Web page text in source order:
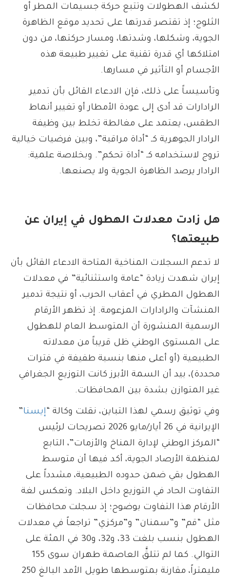
لكشف الهطولات وتتبع حركة جسيمات المطر أو
الثلوج؛ إذ تقتصر قدرتها على تحديد موقع الظاهرة
الجوية، وشكلها، وشدتها، ومسار حركتها، من دون
امتلاكها أي قدرة تقنية على تغيير طبيعة هذه
الأجسام أو التأثير في مسارها.
وتأسيساً على ذلك، فإن الادعاء القائل بأن تدمير
الرادارات قد أدى إلى عودة الأمطار أو تغيير أنماط
الطقس، يعتمد على مغالطة تخلط بين وظيفة
الرادار الجوهرية كـ “أداة مراقبة”، وبين فرضيات خيالية
تروج لاستخدامه كـ “أداة تحكم”. وبخلاصة علمية:
الرادار يرصد الظاهرة الجوية ولا يصنعها.
هل زادت معدلات الهطول في إيران عن
طبيعتها؟
لا تدعم السجلات المناخية المتاحة الادعاء القائل بأن
إيران شهدت زيادة “عامة واستثنائية” في معدلات
الهطول المطري في أعقاب الحرب، أو نتيجة تدمير
المنشآت والرادارات المزعومة. إذ تظهر الأرقام
الرسمية المنشورة أن المتوسط العام للهطول
على المستوى الوطني ظل قريباً من معدلاته
الطبيعية (أو أعلى منها بنسبة طفيفة في فترات
محددة)، بيد أن السمة الأبرز كانت التوزيع الجغرافي
غير المتوازن بشدة بين المحافظات.
وفي توثيق رسمي لهذا التباين، نقلت وكالة “إيسنا”
الإيرانية في 26 أيار/مايو 2026 تصريحات لرئيس
“المركز الوطني لإدارة المناخ والأزمات”، التابع
لمنظمة الأرصاد الجوية، أكد فيها أن متوسط
الهطول بقي ضمن حدوده الطبيعية، مشدداً على
التفاوت الحاد في التوزيع داخل البلاد. وتعكس لغة
الأرقام هذا التفاوت بوضوح؛ إذ سجلت محافظات
مثل “قم” و”سمنان” و”مركزي” تراجعاً في معدلات
الهطول بنسب بلغت 33، و32، و30 في المئة على
التوالي. كما لم تتلقَّ العاصمة طهران سوى 155
مليمتراً، مقارنة بمتوسطها طويل الأمد البالغ 250